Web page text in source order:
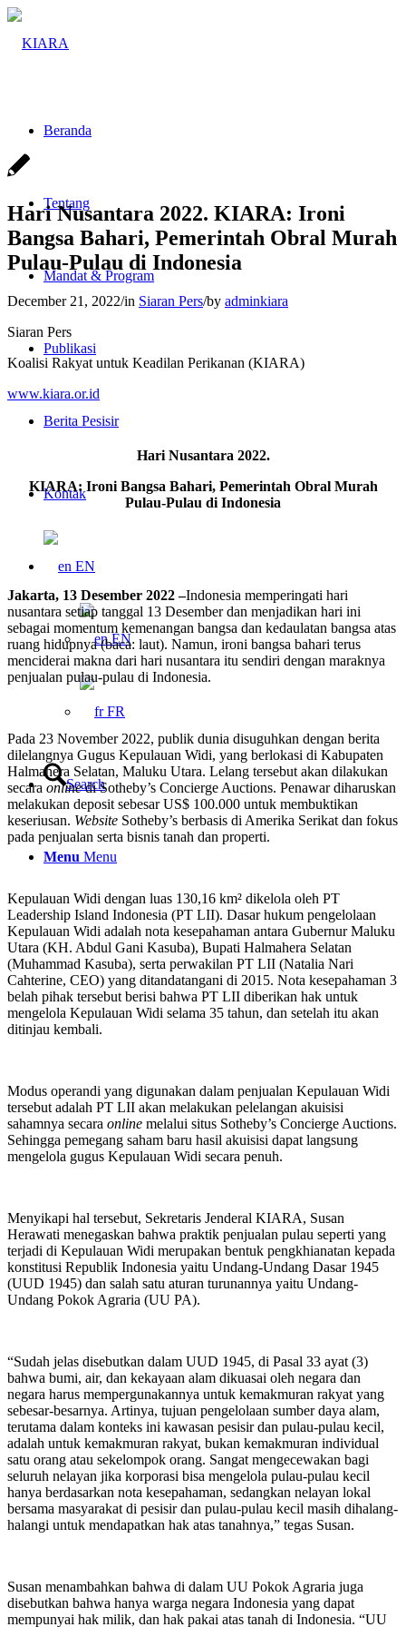
Beranda
Tentang
Mandat & Program
Publikasi
Berita Pesisir
Kontak
EN
EN
FR
Search
Menu Menu
Hari Nusantara 2022. KIARA: Ironi
Bangsa Bahari, Pemerintah Obral Murah
Pulau-Pulau di Indonesia
December 21, 2022/in Siaran Pers/by adminkiara
Siaran Pers
Koalisi Rakyat untuk Keadilan Perikanan (KIARA)
www.kiara.or.id
Hari Nusantara 2022.
KIARA: Ironi Bangsa Bahari, Pemerintah Obral Murah
Pulau-Pulau di Indonesia
Jakarta, 13 Desember 2022 –Indonesia memperingati hari
nusantara setiap tanggal 13 Desember dan menjadikan hari ini
sebagai momentum kemenangan bangsa dan kedaulatan bangsa atas
ruang hidupnya (baca: laut). Namun, ironi bangsa bahari terus
menciderai makna dari hari nusantara itu sendiri dengan maraknya
penjualan pulau-pulau di Indonesia.
Pada 23 November 2022, publik dunia disuguhkan dengan berita
dilelangnya Gugus Kepulauan Widi, yang berlokasi di Kabupaten
Halmahera Selatan, Maluku Utara. Lelang tersebut akan dilakukan
secara onlinedi Sotheby’s Concierge Auctions. Penawar diharuskan
melakukan deposit sebesar US$ 100.000 untuk membuktikan
keseriusan. Website Sotheby’s berbasis di Amerika Serikat dan fokus
pada penjualan serta bisnis tanah dan properti.
Kepulauan Widi dengan luas 130,16 km² dikelola oleh PT
Leadership Island Indonesia (PT LII). Dasar hukum pengelolaan
Kepulauan Widi adalah nota kesepahaman antara Gubernur Maluku
Utara (KH. Abdul Gani Kasuba), Bupati Halmahera Selatan
(Muhammad Kasuba), serta perwakilan PT LII (Natalia Nari
Cahterine, CEO) yang ditandatangani di 2015. Nota kesepahaman 3
belah pihak tersebut berisi bahwa PT LII diberikan hak untuk
mengelola Kepulauan Widi selama 35 tahun, dan setelah itu akan
ditinjau kembali.
Modus operandi yang digunakan dalam penjualan Kepulauan Widi
tersebut adalah PT LII akan melakukan pelelangan akuisisi
sahamnya secara online melalui situs Sotheby’s Concierge Auctions.
Sehingga pemegang saham baru hasil akuisisi dapat langsung
mengelola gugus Kepulauan Widi secara penuh.
Menyikapi hal tersebut, Sekretaris Jenderal KIARA, Susan
Herawati menegaskan bahwa praktik penjualan pulau seperti yang
terjadi di Kepulauan Widi merupakan bentuk pengkhianatan kepada
konstitusi Republik Indonesia yaitu Undang-Undang Dasar 1945
(UUD 1945) dan salah satu aturan turunannya yaitu Undang-
Undang Pokok Agraria (UU PA).
“Sudah jelas disebutkan dalam UUD 1945, di Pasal 33 ayat (3)
bahwa bumi, air, dan kekayaan alam dikuasai oleh negara dan
negara harus mempergunakannya untuk kemakmuran rakyat yang
sebesar-besarnya. Artinya, tujuan pengelolaan sumber daya alam,
terutama dalam konteks ini kawasan pesisir dan pulau-pulau kecil,
adalah untuk kemakmuran rakyat, bukan kemakmuran individual
satu orang atau sekelompok orang. Sangat mengecewakan bagi
seluruh nelayan jika korporasi bisa mengelola pulau-pulau kecil
hanya berdasarkan nota kesepahaman, sedangkan nelayan lokal
bersama masyarakat di pesisir dan pulau-pulau kecil masih dihalang-
halangi untuk mendapatkan hak atas tanahnya,” tegas Susan.
Susan menambahkan bahwa di dalam UU Pokok Agraria juga
disebutkan bahwa hanya warga negara Indonesia yang dapat
mempunyai hak milik, dan hak pakai atas tanah di Indonesia. “UU